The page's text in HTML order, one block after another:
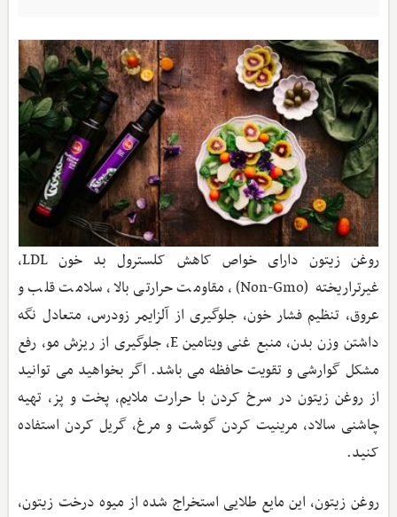
روغن زیتون دارای خواص کاهش کلسترول بد خون LDL،
غیرتراریخته (Non-Gmo)، مقاومت حرارتی بالا، سلامت قلب و
عروق، تنظیم فشار خون، جلوگیری از آلزایمر زودرس، متعادل نگه
داشتن وزن بدن، منبع غنی ویتامین E، جلوگیری از ریزش مو، رفع
مشکل گوارشی و تقویت حافظه می باشد. اگر بخواهید می توانید
از روغن زیتون در سرخ کردن با حرارت ملایم، پخت و پز، تهیه
چاشنی سالاد، مرینیت کردن گوشت و مرغ، گریل کردن استفاده
کنید.
روغن زیتون، این مایع طلایی استخراج شده از میوه درخت زیتون،